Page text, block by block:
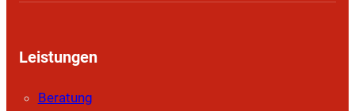
Leistungen
Beratung